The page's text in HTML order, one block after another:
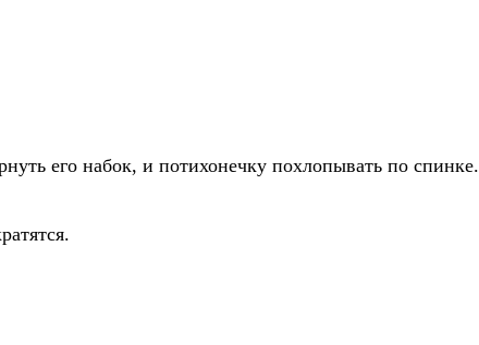
его набок, и потихонечку похлопывать по спинке.